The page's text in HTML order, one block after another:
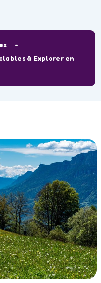
à Explorer en